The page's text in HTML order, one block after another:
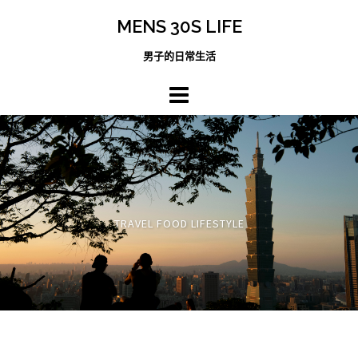
MENS 30S LIFE
男子的日常生活
TRAVEL FOOD LIFESTYLE